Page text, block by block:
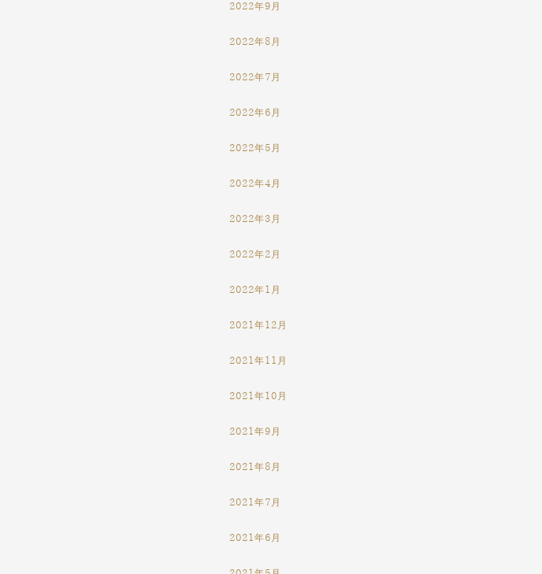
2022年9月
2022年8月
2022年7月
2022年6月
2022年5月
2022年4月
2022年3月
2022年2月
2022年1月
2021年12月
2021年11月
2021年10月
2021年9月
2021年8月
2021年7月
2021年6月